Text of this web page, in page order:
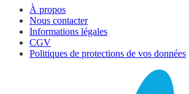
À propos
Nous contacter
Informations légales
CGV
Politiques de protections de vos données